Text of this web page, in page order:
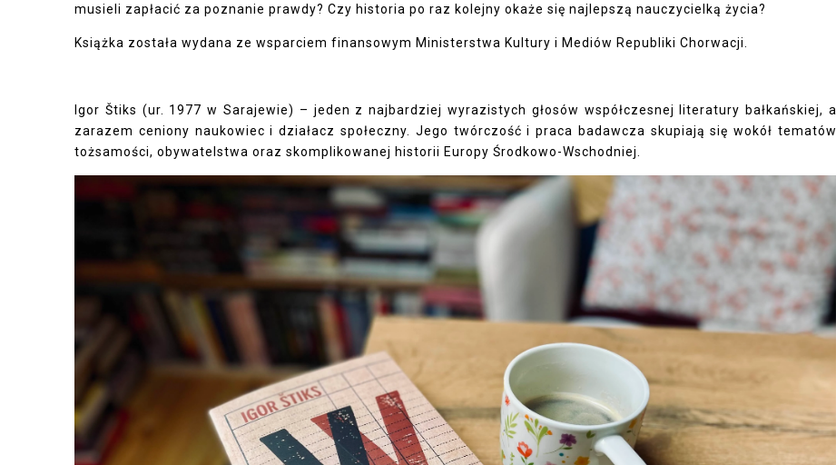
musieli zapłacić za poznanie prawdy? Czy historia po raz kolejny okaże się najlepszą nauczycielką życia?
Książka została wydana ze wsparciem finansowym Ministerstwa Kultury i Mediów Republiki Chorwacji.
Igor Štiks (ur. 1977 w Sarajewie) – jeden z najbardziej wyrazistych głosów współczesnej literatury bałkańskiej, a
zarazem ceniony naukowiec i działacz społeczny. Jego twórczość i praca badawcza skupiają się wokół tematów
tożsamości, obywatelstwa oraz skomplikowanej historii Europy Środkowo-Wschodniej.